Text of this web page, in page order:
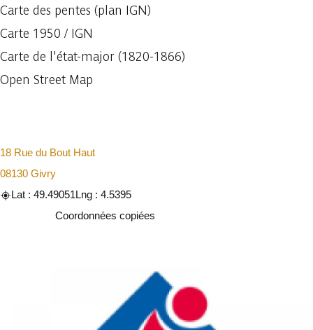
Carte des pentes (plan IGN)
Carte 1950 / IGN
Carte de l'état-major (1820-1866)
Open Street Map
18 Rue du Bout Haut
08130 Givry
Lat : 49.49051Lng : 4.5395
Coordonnées copiées